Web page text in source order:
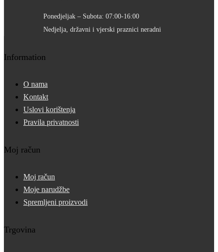
Ponedjeljak – Subota: 07:00-16:00
Nedjelja, državni i vjerski praznici neradni
Information
O nama
Kontakt
Uslovi korištenja
Pravila privatnosti
Moj račun
Moj račun
Moje narudžbe
Spremljeni proizvodi
Trgovina